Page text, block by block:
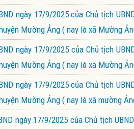
ngày 17/9/2025 của Chủ tịch
Mường Ảng ( nay là xã Mường
ngày 17/9/2025 của Chủ tịch
Mường Ảng ( nay là xã Mường
ngày 17/9/2025 của Chủ tịch
Mường Ảng ( nay là xã mường
ngày 17/9/2025 của Chủ tịch